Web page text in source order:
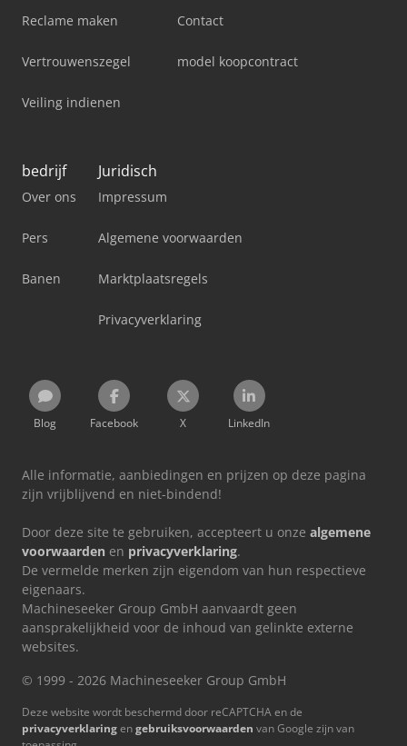
Reclame maken
Vertrouwenszegel
Veiling indienen
Contact
model koopcontract
bedrijf
Over ons
Pers
Banen
Juridisch
Impressum
Algemene voorwaarden
Marktplaatsregels
Privacyverklaring
Blog Facebook X LinkedIn
Alle informatie, aanbiedingen en prijzen op deze pagina
zijn vrijblijvend en niet-bindend!
Door deze site te gebruiken, accepteert u onze algemene
voorwaarden en privacyverklaring.
De vermelde merken zijn eigendom van hun respectieve
eigenaars.
Machineseeker Group GmbH aanvaardt geen
aansprakelijkheid voor de inhoud van gelinkte externe
websites.
© 1999 - 2026 Machineseeker Group GmbH
Deze website wordt beschermd door reCAPTCHA en de
privacyverklaringengebruiksvoorwaarden van Google zijn van